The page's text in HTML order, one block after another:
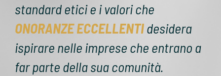
standard etici e i valori che
ONORANZE ECCELLENTIdesidera
ispirare nelle imprese che entrano a
far parte della sua comunità.